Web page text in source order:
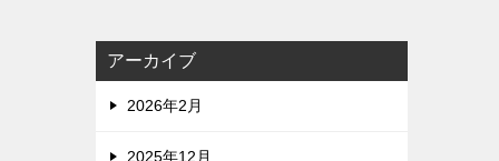
アーカイブ
2026年2月
2025年12月